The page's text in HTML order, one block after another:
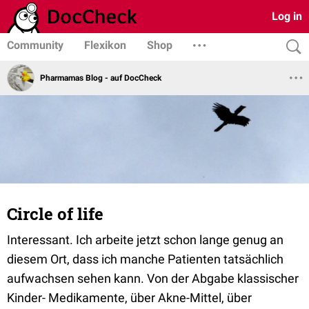
Log in
Community Flexikon Shop
Pharmamas Blog - auf DocCheck
Circle of life
Interessant. Ich arbeite jetzt schon lange genug an
diesem Ort, dass ich manche Patienten tatsächlich
aufwachsen sehen kann. Von der Abgabe klassischer
Kinder- Medikamente, über Akne-Mittel, über